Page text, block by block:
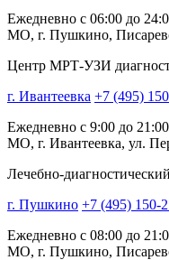
Ежедневно с 06:00 до
МО, г. Пушкино,
Центр МРТ-УЗИ
г. Ивантеевка +7 (495)
Ежедневно с 9:00 до 21:00
МО, г. Ивантеевка, ул.
Лечебно-
г. Пушкино +7 (495) 150-
Ежедневно с 08:00 до
МО, г. Пушкино,